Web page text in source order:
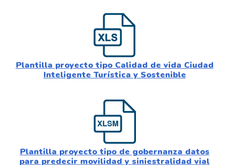
Plantilla proyecto tipo Calidad de vida Ciudad
Inteligente Turística y Sostenible
Plantilla proyecto tipo de gobernanza datos
para predecir movilidad y siniestralidad vial